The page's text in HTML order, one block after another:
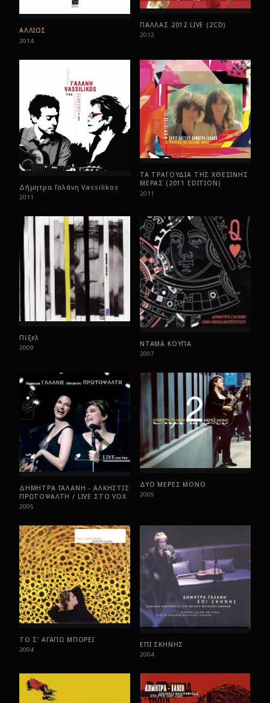
ΑΛΛΙΩΣ
2014
ΠΑΛΛΑΣ 2012 LIVE (2CD)
2012
Δήμητρα Γαλάνη Vassilikos
2011
ΤΑ ΤΡΑΓΟΥΔΙΑ ΤΗΣ ΧΘΕΣΙΝΗΣ
ΜΕΡΑΣ (2011 EDITION)
2011
Πίξελ
2009
ΝΤΑΜΑ ΚΟΥΠΑ
2007
ΔΗΜΗΤΡΑ ΓΑΛΑΝΗ - ΑΛΚΗΣΤΙΣ
ΠΡΩΤΟΨΑΛΤΗ / LIVE ΣTO VOX
2005
ΔΥΟ ΜΕΡΕΣ ΜΟΝΟ
2005
ΤΟ Σ' ΑΓΑΠΩ ΜΠΟΡΕΙ
2004
ΕΠΙ ΣΚΗΝΗΣ
2004